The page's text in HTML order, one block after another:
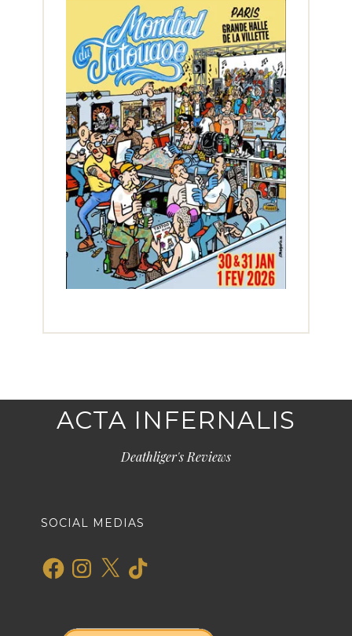
ACTA INFERNALIS
Deathliger's Reviews
SOCIAL MEDIAS
FacebookInstagram
X TikTok